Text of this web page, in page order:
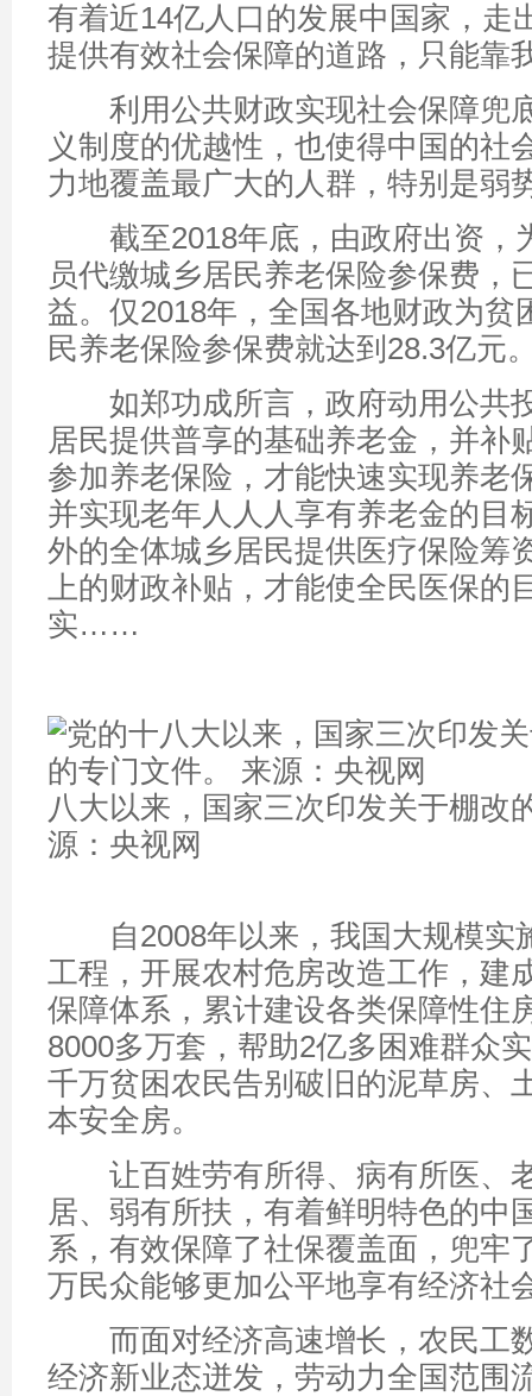
有着近14亿人口的发展中国家，走
提供有效社会保障的道路，只能靠
利用公共财政实现社会保障兜
义制度的优越性，也使得中国的社
力地覆盖最广大的人群，特别是弱
截至2018年底，由政府出资，
员代缴城乡居民养老保险参保费，
益。仅2018年，全国各地财政为贫
民养老保险参保费就达到28.3亿元
如郑功成所言，政府动用公共
居民提供普享的基础养老金，并补
参加养老保险，才能快速实现养老
并实现老年人人人享有养老金的目
外的全体城乡居民提供医疗保险筹
上的财政补贴，才能使全民医保的
实……
八大以来，国家三次印发关于棚改
源：央视网
自2008年以来，我国大规模实
工程，开展农村危房改造工作，建
保障体系，累计建设各类保障性住
8000多万套，帮助2亿多困难群众
千万贫困农民告别破旧的泥草房、
本安全房。
让百姓劳有所得、病有所医、
居、弱有所扶，有着鲜明特色的中
系，有效保障了社保覆盖面，兜牢
万民众能够更加公平地享有经济社
而面对经济高速增长，农民工
经济新业态迸发，劳动力全国范围